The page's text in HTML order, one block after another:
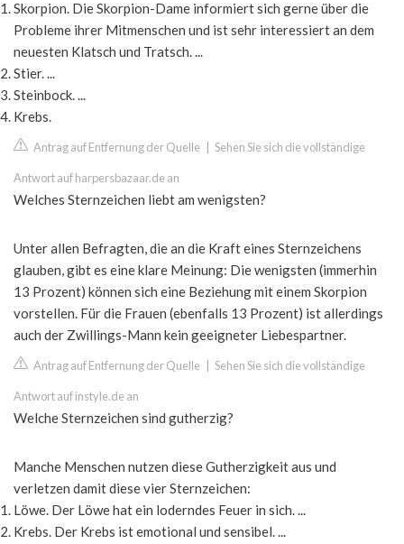
Skorpion. Die Skorpion-Dame informiert sich gerne über die
Probleme ihrer Mitmenschen und ist sehr interessiert an dem
neuesten Klatsch und Tratsch. ...
Stier. ...
Steinbock. ...
Krebs.
Antrag auf Entfernung der Quelle Sehen Sie sich die vollständige
Antwort auf harpersbazaar.de an
Welches Sternzeichen liebt am wenigsten?
Unter allen Befragten, die an die Kraft eines Sternzeichens
glauben, gibt es eine klare Meinung: Die wenigsten (immerhin
13 Prozent) können sich eine Beziehung mit einem Skorpion
vorstellen. Für die Frauen (ebenfalls 13 Prozent) ist allerdings
auch der Zwillings-Mann kein geeigneter Liebespartner.
Antrag auf Entfernung der Quelle Sehen Sie sich die vollständige
Antwort auf instyle.de an
Welche Sternzeichen sind gutherzig?
Manche Menschen nutzen diese Gutherzigkeit aus und
verletzen damit diese vier Sternzeichen:
Löwe. Der Löwe hat ein loderndes Feuer in sich. ...
Krebs. Der Krebs ist emotional und sensibel. ...